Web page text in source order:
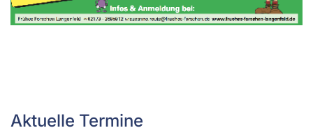
Aktuelle Termine